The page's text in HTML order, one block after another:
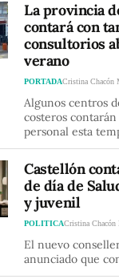
La provincia
contará con
consultorios
verano
PORTADACristina Chacón
Algunos centros
costeros
personal esta
Castellón
de día de
y juvenil
POLITICACristina Chacón
El nuevo
anunciado que